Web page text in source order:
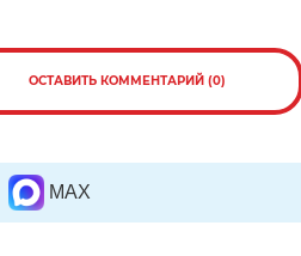
ОСТАВИТЬ КОММЕНТАРИЙ (0)
MAX